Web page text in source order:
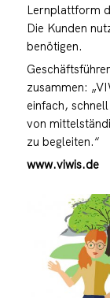
Lernplattform
Die Kunden
benötigen.
zusammen:
einfach,
von
zu begleiten.“
www.viwis.de